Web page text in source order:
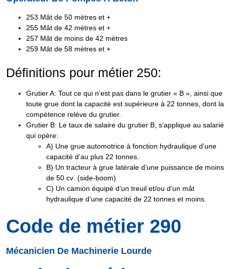
253 Mât de 50 mètres et +
255 Mât de 42 mètres et +
257 Mât de moins de 42 mètres
259 Mât de 58 mètres et +
Définitions pour métier 250:
Grutier A: Tout ce qui n’est pas dans le grutier « B », ainsi que
toute grue dont la capacité est supérieure à 22 tonnes, dont la
compétence relève du grutier.
Grutier B: Le taux de salaire du grutier B, s’applique au salarié
qui opère:
A) Une grue automotrice à fonction hydraulique d’une
capacité d’au plus 22 tonnes
B) Un tracteur à grue latérale d’une puissance de moins
de 50 cv . (side-boom)
C) Un camion équipé d’un treuil et/ou d’un mât
hydraulique d’une capacité de 22 tonnes et moins
Code de métier 290
Mécanicien De Machinerie Lourde